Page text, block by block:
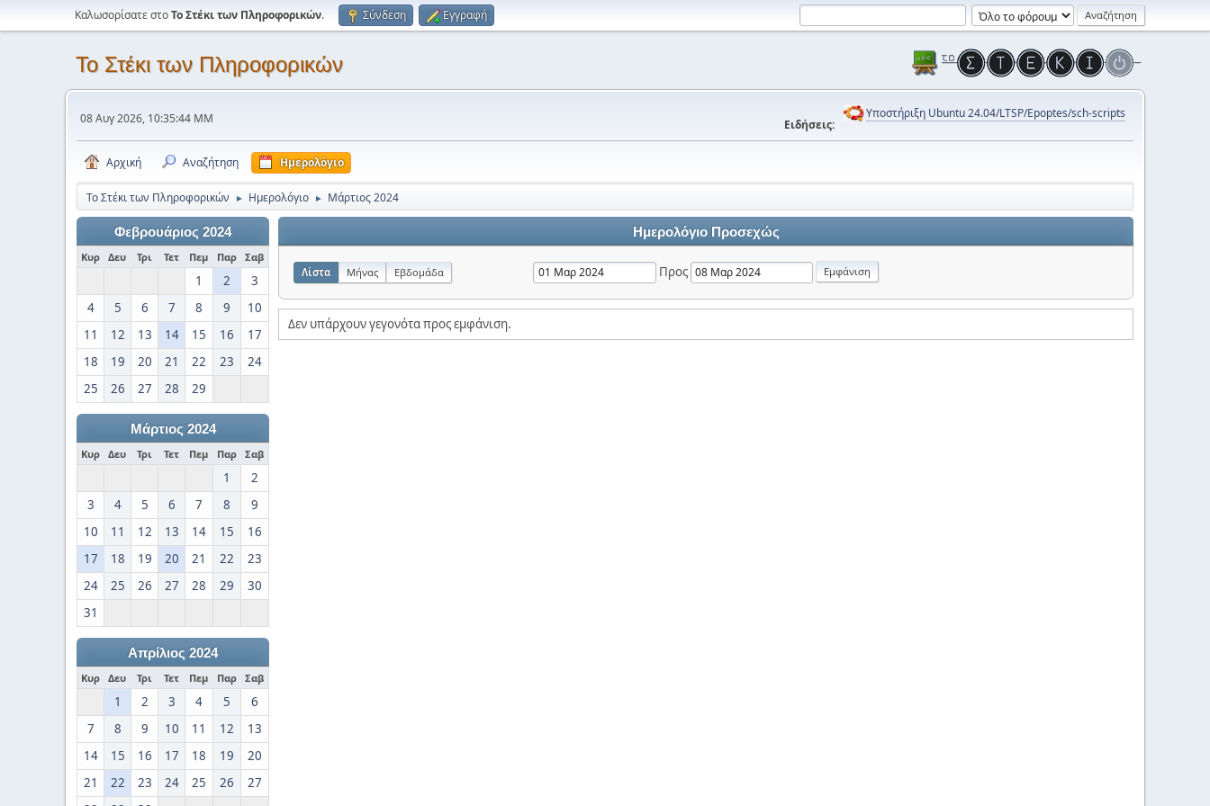
Καλωσορίσατε στοΤο Στέκι των Πληροφορικών. Σύνδεση Εγγραφή
Το Στέκι των Πληροφορικών
08 Αυγ 2026, 10:35:44 ΜΜ Ειδήσεις:
Υποστήριξη Ubuntu 24.04/LTSP/Epoptes/sch-scripts
Αρχική Αναζήτηση Ημερολόγιο
Το Στέκι των Πληροφορικών ► Ημερολόγιο ► Μάρτιος 2024
Φεβρουάριος 2024
Κυρ Δευ Τρι Τετ Πεμ Παρ Σαβ
1 2
3
4
5 6 7 8 9
10
11
12 13 14 15 16
17
18
19 20 21 22 23
24
25
26 27 28 29
Μάρτιος 2024
Κυρ Δευ Τρι Τετ Πεμ Παρ Σαβ
1
2
3
4 5 6 7 8
9
10
11 12 13 14 15
16
17
18 19 20 21 22
23
24
25 26 27 28 29
30
31
Απρίλιος 2024
Κυρ Δευ Τρι Τετ Πεμ Παρ Σαβ
1 2 3 4 5
6
7
8 9 10 11 12
13
14
15 16 17 18 19
20
21
22 23 24 25 26
27
Ημερολόγιο Προσεχώς
Λίστα Μήνας Εβδομάδα Προς
Δεν υπάρχουν γεγονότα προς εμφάνιση.